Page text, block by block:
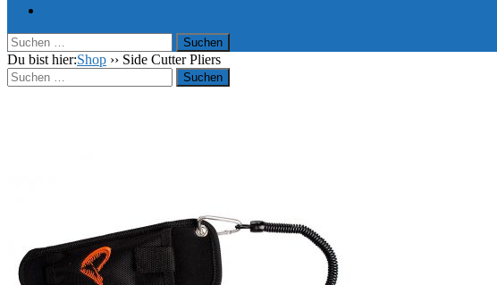
Suchen
nach:
Du bist hier:Shop ›› Side Cutter Pliers
Suchen
nach: